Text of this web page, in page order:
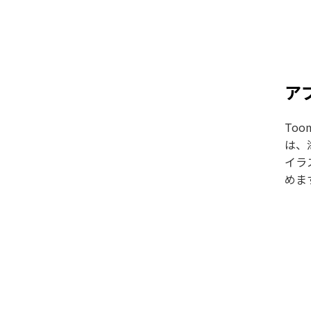
ア
は、
イラ
めま